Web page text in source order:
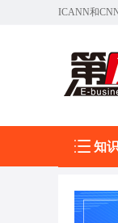
ICANN和
知